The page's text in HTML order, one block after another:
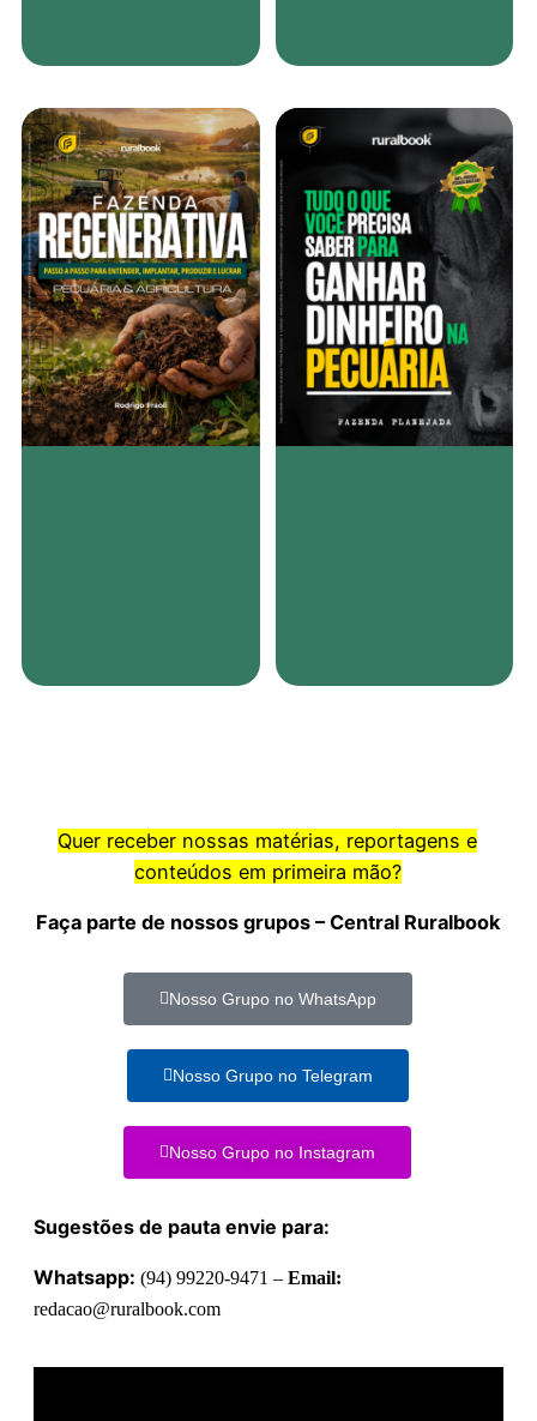
Quer receber nossas matérias, reportagens e
conteúdos em primeira mão?
Faça parte de nossos grupos – Central Ruralbook
Nosso Grupo no WhatsApp
Nosso Grupo no Telegram
Nosso Grupo no Instagram
Sugestões de pauta envie para:
Whatsapp: (94) 99220-9471 – Email:
redacao@ruralbook.com